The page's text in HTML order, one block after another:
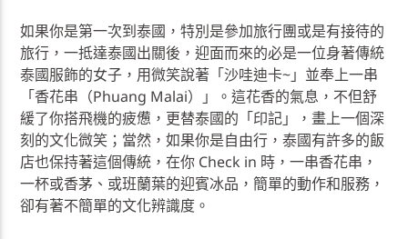
如果你是第一次到泰國，特別是參加旅行團或是有接待的
旅行，一抵達泰國出關後，迎面而來的必是一位身著傳統
泰國服飾的女子，用微笑說著「沙哇迪卡~」並奉上一串
「香花串（Phuang Malai）」。這花香的氣息，不但舒
緩了你搭飛機的疲憊，更替泰國的「印記」，畫上一個深
刻的文化微笑；當然，如果你是自由行，泰國有許多的飯
店也保持著這個傳統，在你 Check in 時，一串香花串，
一杯或香茅、或班蘭葉的迎賓冰品，簡單的動作和服務，
卻有著不簡單的文化辨識度。